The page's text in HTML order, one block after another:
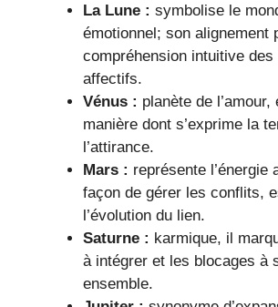
La Lune : symbolise le
émotionnel; son alignement
compréhension intuitive des
affectifs.
Vénus : planète de
manière dont s’exprime la
l’attirance.
Mars : représente l’énergie
façon de gérer les conflits,
l’évolution du lien.
Saturne : karmique, il
à intégrer et les blocages à
ensemble.